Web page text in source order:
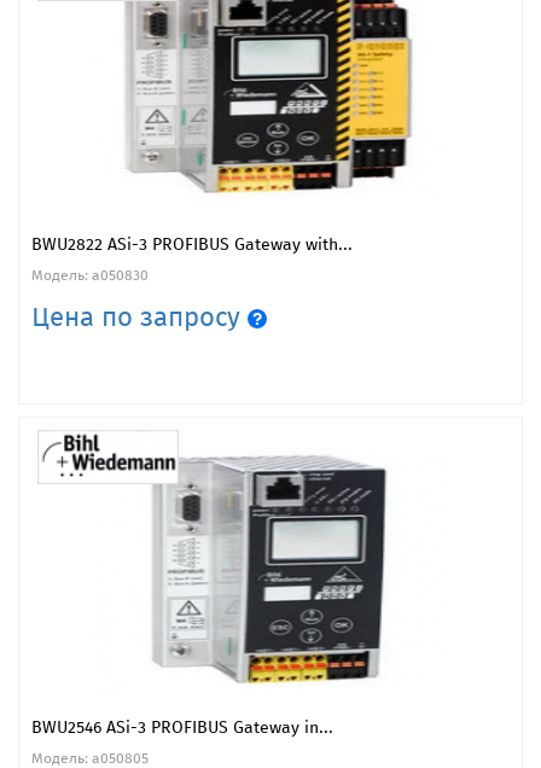
BWU2822 ASi-3 PROFIBUS Gateway with...
Модель: a050830
Цена по запросу
BWU2546 ASi-3 PROFIBUS Gateway in...
Модель: a050805